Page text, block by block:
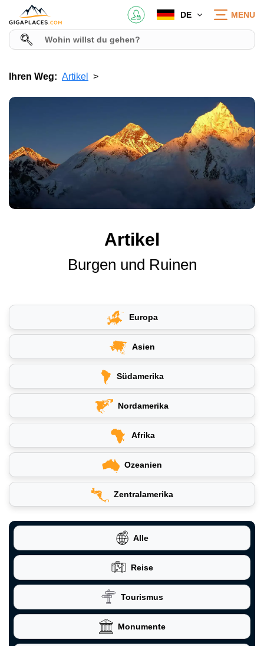
DE MENU
Ihren Weg: Artikel
Artikel
Burgen und Ruinen
Europa
Asien
Südamerika
Nordamerika
Afrika
Ozeanien
Zentralamerika
Alle
Reise
Tourismus
Monumente